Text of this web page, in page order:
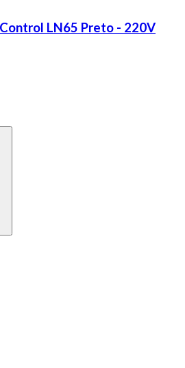
LN65 Preto - 220V